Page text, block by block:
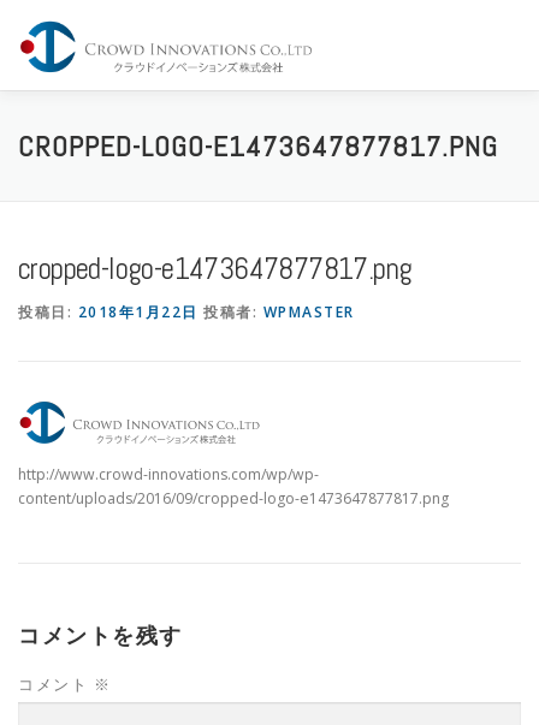
Home Company Service Share Contact
CROPPED-LOGO-E1473647877817.PNG
cropped-logo-e1473647877817.png
投稿日: 2018年1月22日 投稿者: WPMASTER
http://www.crowd-innovations.com/wp/wp-
content/uploads/2016/09/cropped-logo-e1473647877817.png
コメントを残す
コメント ※